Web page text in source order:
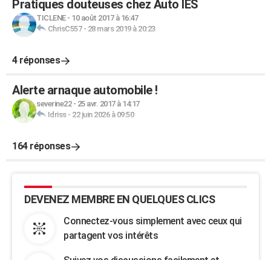
Pratiques douteuses chez Auto IES
TICLENE- 10 août 2017 à 16:47
ChrisC557- 28 mars 2019 à 20:23
4 réponses
Alerte arnaque automobile !
severine22- 25 avr. 2017 à 14:17
Idriss- 22 juin 2026 à 09:50
164 réponses
DEVENEZ MEMBRE EN QUELQUES CLICS
Connectez-vous simplement avec ceux qui
partagent vos intérêts